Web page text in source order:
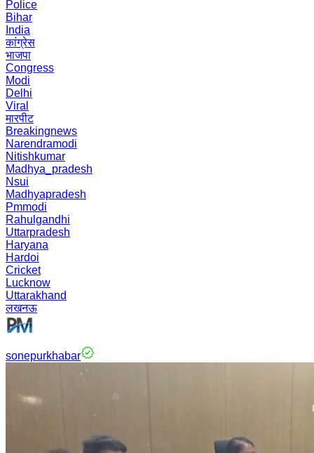
Police
Bihar
India
कांग्रेस
भाजपा
Congress
Modi
Delhi
Viral
मारपीट
Breakingnews
Narendramodi
Nitishkumar
Madhya_pradesh
Nsui
Madhyapradesh
Pmmodi
Rahulgandhi
Uttarpradesh
Haryana
Hardoi
Cricket
Lucknow
Uttarakhand
लखनऊ
sonepurkhabar